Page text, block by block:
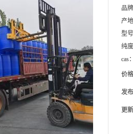
品
产
型
纯
cas
价
发
更